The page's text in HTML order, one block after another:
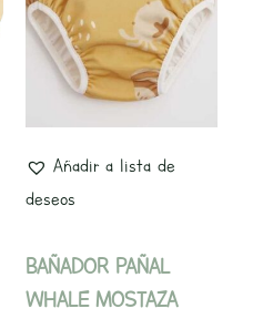
Añadir a lista de
deseos
BAÑADOR PAÑAL
WHALE MOSTAZA
tiene
múltiples
variantes.
elegir
en
la